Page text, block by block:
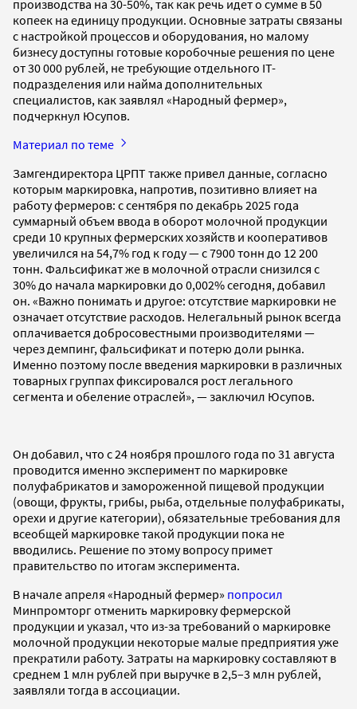
производства на 30-50%, так как речь идет о сумме в 50
копеек на единицу продукции. Основные затраты связаны
с настройкой процессов и оборудования, но малому
бизнесу доступны готовые коробочные решения по цене
от 30 000 рублей, не требующие отдельного IT-
подразделения или найма дополнительных
специалистов, как заявлял «Народный фермер»,
подчеркнул Юсупов.
Материал по теме
Замгендиректора ЦРПТ также привел данные, согласно
которым маркировка, напротив, позитивно влияет на
работу фермеров: с сентября по декабрь 2025 года
суммарный объем ввода в оборот молочной продукции
среди 10 крупных фермерских хозяйств и кооперативов
увеличился на 54,7% год к году — с 7900 тонн до 12 200
тонн. Фальсификат же в молочной отрасли снизился с
30% до начала маркировки до 0,002% сегодня, добавил
он. «Важно понимать и другое: отсутствие маркировки не
означает отсутствие расходов. Нелегальный рынок всегда
оплачивается добросовестными производителями —
через демпинг, фальсификат и потерю доли рынка.
Именно поэтому после введения маркировки в различных
товарных группах фиксировался рост легального
сегмента и обеление отраслей», — заключил Юсупов.
Он добавил, что с 24 ноября прошлого года по 31 августа
проводится именно эксперимент по маркировке
полуфабрикатов и замороженной пищевой продукции
(овощи, фрукты, грибы, рыба, отдельные полуфабрикаты,
орехи и другие категории), обязательные требования для
всеобщей маркировке такой продукции пока не
вводились. Решение по этому вопросу примет
правительство по итогам эксперимента.
В начале апреля «Народный фермер» попросил
Минпромторг отменить маркировку фермерской
продукции и указал, что из-за требований о маркировке
молочной продукции некоторые малые предприятия уже
прекратили работу. Затраты на маркировку составляют в
среднем 1 млн рублей при выручке в 2,5–3 млн рублей,
заявляли тогда в ассоциации.